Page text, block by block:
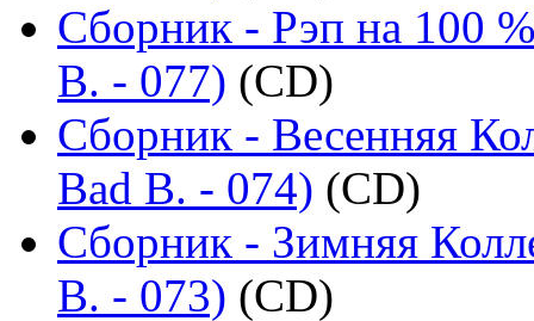
Сборник - Рэп на 100
B. - 077) (CD)
Сборник - Весенняя
Bad B. - 074) (CD)
Сборник - Зимняя
B. - 073) (CD)